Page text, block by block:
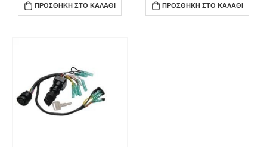
ΠΡΟΣΘΉΚΗ ΣΤΟ ΚΑΛΆΘΙ ΠΡΟΣΘΉΚΗ ΣΤΟ ΚΑΛΆΘΙ